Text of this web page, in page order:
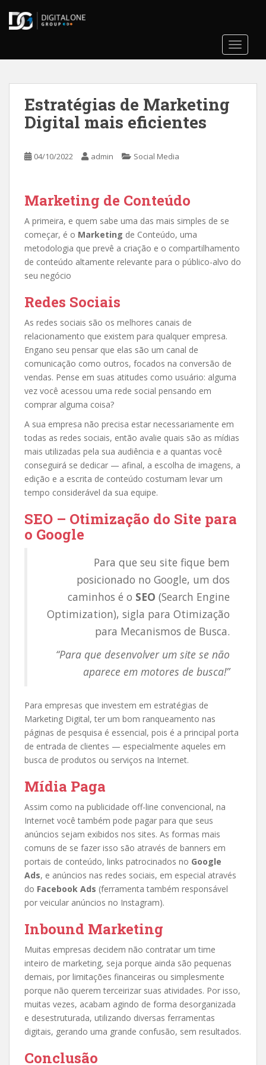
t
Estratégias de Marketing
Digital mais eficientes
04/10/2022 admin Social Media
Marketing de Conteúdo
A primeira, e quem sabe uma das mais simples de se
começar, é o Marketing de Conteúdo, uma
metodologia que prevê a criação e o compartilhamento
de conteúdo altamente relevante para o público-alvo do
seu negócio
Redes Sociais
As redes sociais são os melhores canais de
relacionamento que existem para qualquer empresa.
Engano seu pensar que elas são um canal de
comunicação como outros, focados na conversão de
vendas. Pense em suas atitudes como usuário: alguma
vez você acessou uma rede social pensando em
comprar alguma coisa?
A sua empresa não precisa estar necessariamente em
todas as redes sociais, então avalie quais são as mídias
mais utilizadas pela sua audiência e a quantas você
conseguirá se dedicar — afinal, a escolha de imagens, a
edição e a escrita de conteúdo costumam levar um
tempo considerável da sua equipe.
SEO – Otimização do Site para
o Google
Para que seu site fique bem
posicionado no Google, um dos
caminhos é o SEO (Search Engine
Optimization), sigla para Otimização
para Mecanismos de Busca.
“Para que desenvolver um site se não
aparece em motores de busca!”
Para empresas que investem em estratégias de
Marketing Digital, ter um bom ranqueamento nas
páginas de pesquisa é essencial, pois é a principal porta
de entrada de clientes — especialmente aqueles em
busca de produtos ou serviços na Internet.
Mídia Paga
Assim como na publicidade off-line convencional, na
Internet você também pode pagar para que seus
anúncios sejam exibidos nos sites. As formas mais
comuns de se fazer isso são através de banners em
portais de conteúdo, links patrocinados no Google
Ads, e anúncios nas redes sociais, em especial através
do Facebook Ads (ferramenta também responsável
por veicular anúncios no Instagram).
Inbound Marketing
Muitas empresas decidem não contratar um time
inteiro de marketing, seja porque ainda são pequenas
demais, por limitações financeiras ou simplesmente
porque não querem terceirizar suas atividades. Por isso,
muitas vezes, acabam agindo de forma desorganizada
e desestruturada, utilizando diversas ferramentas
digitais, gerando uma grande confusão, sem resultados.
Conclusão